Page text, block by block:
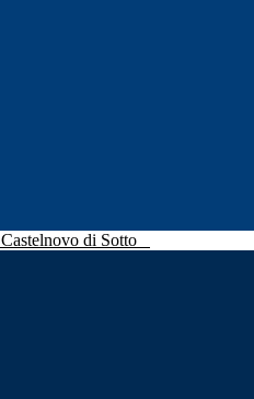
Castelnovo di Sotto